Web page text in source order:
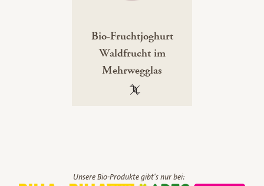
Bio-Fruchtjoghurt
Waldfrucht im
Mehrwegglas
100 % gentechnikfrei
Unsere Bio-Produkte gibt's nur bei: